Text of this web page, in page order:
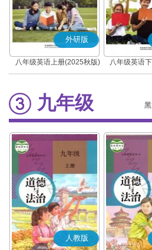
外研版
八年级英语上册(2025秋版) 八年级英语
九年级
人教版